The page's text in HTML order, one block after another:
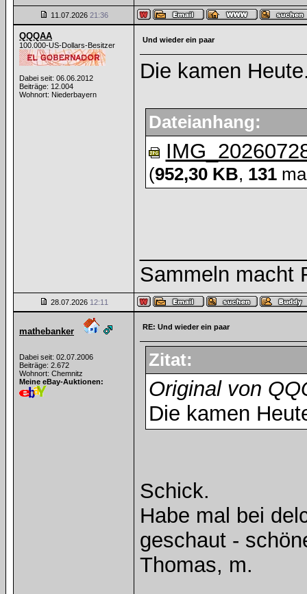
11.07.2026 21:36
QQQAA
100.000-US-Dollars-Besitzer
Dabei seit: 06.06.2012
Beiträge: 12.004
Wohnort: Niederbayern
Und wieder ein paar
Die kamen
Dateianhang:
(952,30 KB, 131
Sammeln macht
28.07.2026 12:11
mathebanker
Dabei seit: 02.07.2006
Beiträge: 2.672
Wohnort: Chemnitz
Meine eBay-Auktionen:
RE: Und wieder ein paar
Zitat:
Original von
Die kamen
Schick.
Habe mal bei
geschaut -
Thomas, m.